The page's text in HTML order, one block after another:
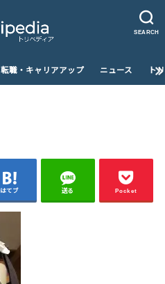
SEARCH
転職・キャリアアップ ニュース ト
はてブ 送る Pocket